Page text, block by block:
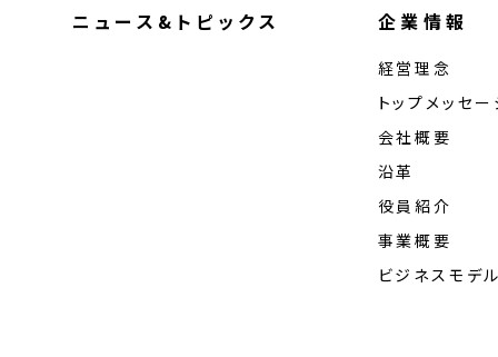
ニュース&トピックス 企業情報
経営理念
トップメッセ
会社概要
沿革
役員紹介
事業概要
ビジネスモデ